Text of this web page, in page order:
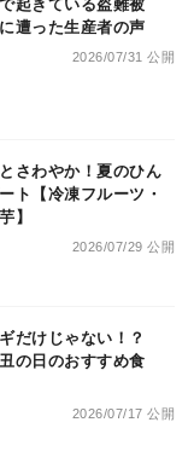
起きている盗難被
遭った生産者の声
2026/07/31 公開
さわやか！夏のひん
ト【冷凍フルーツ・
】
2026/07/29 公開
だけじゃない！？
丑の日のおすすめ食
2026/07/17 公開